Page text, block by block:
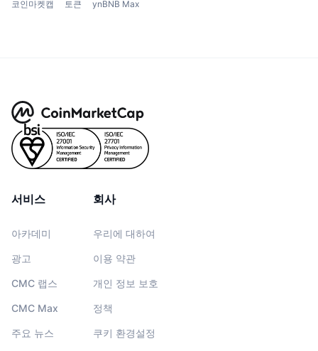
코인마켓캡 토큰 ynBNB Max
서비스
아카데미
광고
CMC 랩스
CMC Max
주요 뉴스
회사
우리에 대하여
이용 약관
개인 정보 보호
정책
쿠키 환경설정